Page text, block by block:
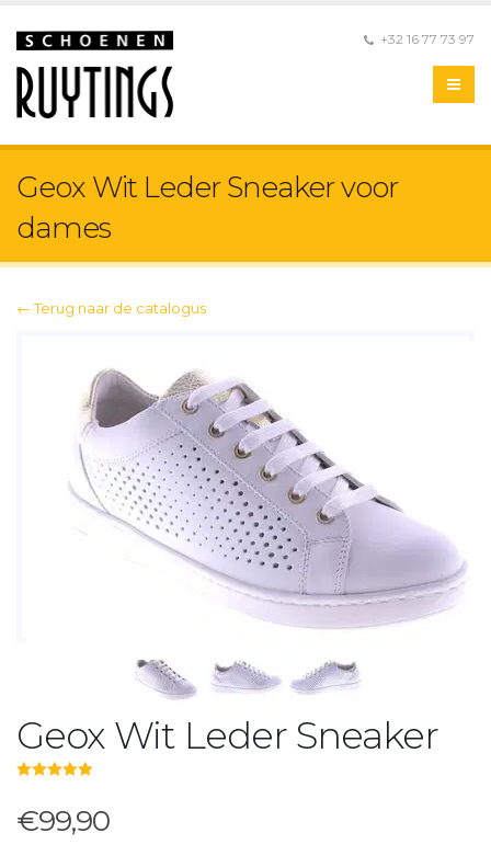
+32 16 77 73 97
Geox Wit Leder Sneaker voor
dames
← Terug naar de catalogus
Geox Wit Leder Sneaker
€99,90